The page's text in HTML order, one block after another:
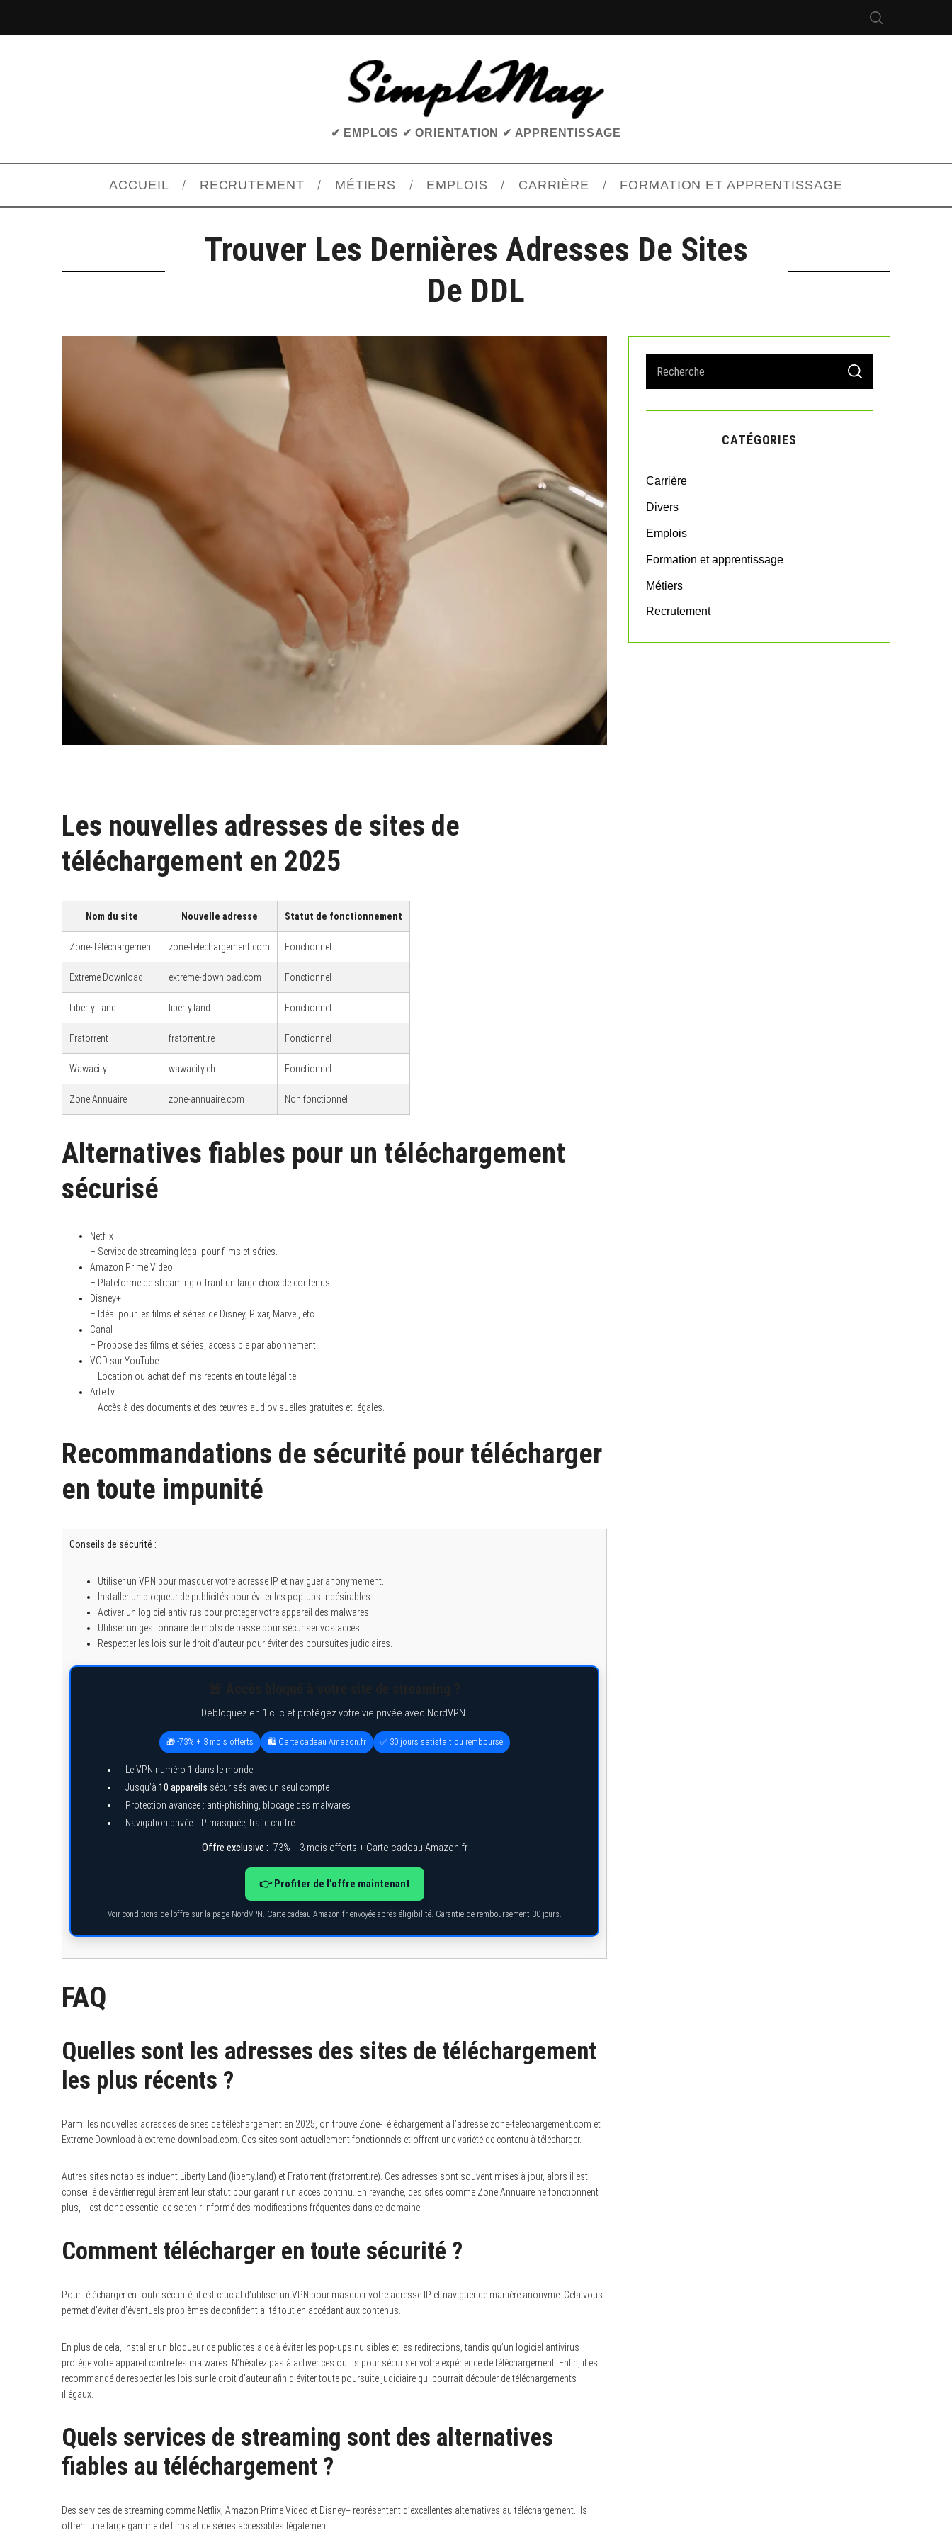
✔ EMPLOIS ✔ ORIENTATION ✔ APPRENTISSAGE
ACCUEIL RECRUTEMENT MÉTIERS EMPLOIS CARRIÈRE FORMATION ET APPRENTISSAGE
Trouver Les Dernières Adresses De Sites
De DDL
Les nouvelles adresses de sites de
téléchargement en 2025
Nom du site Nouvelle adresse Statut de fonctionnement
Zone-Téléchargement zone-telechargement.com Fonctionnel
Extreme Download extreme-download.com Fonctionnel
Liberty Land liberty.land Fonctionnel
Fratorrent fratorrent.re Fonctionnel
Wawacity wawacity.ch Fonctionnel
Zone Annuaire zone-annuaire.com Non fonctionnel
Alternatives fiables pour un téléchargement
sécurisé
Netflix
– Service de streaming légal pour films et séries.
Amazon Prime Video
– Plateforme de streaming offrant un large choix de contenus.
Disney+
– Idéal pour les films et séries de Disney, Pixar, Marvel, etc.
Canal+
– Propose des films et séries, accessible par abonnement.
VOD sur YouTube
– Location ou achat de films récents en toute légalité.
Arte.tv
– Accès à des documents et des œuvres audiovisuelles gratuites et légales.
Recommandations de sécurité pour télécharger
en toute impunité
Conseils de sécurité :
Utiliser un VPN pour masquer votre adresse IP et naviguer anonymement.
Installer un bloqueur de publicités pour éviter les pop-ups indésirables.
Activer un logiciel antivirus pour protéger votre appareil des malwares.
Utiliser un gestionnaire de mots de passe pour sécuriser vos accès.
Respecter les lois sur le droit d’auteur pour éviter des poursuites judiciaires.
Débloquez en 1 clic et protégez votre vie privée avec NordVPN.
🎁 -73% + 3 mois offerts 🛍️ Carte cadeau Amazon.fr ✅ 30 jours satisfait ou remboursé
Le VPN numéro 1 dans le monde !
Jusqu’à 10 appareils sécurisés avec un seul compte
Protection avancée : anti-phishing, blocage des malwares
Navigation privée : IP masquée, trafic chiffré
Offre exclusive : -73% + 3 mois offerts + Carte cadeau Amazon.fr
👉 Profiter de l’offre maintenant
Voir conditions de l’offre sur la page NordVPN. Carte cadeau Amazon.fr envoyée après éligibilité. Garantie de remboursement 30 jours.
FAQ
Quelles sont les adresses des sites de téléchargement
les plus récents ?
Parmi les nouvelles adresses de sites de téléchargement en 2025, on trouve Zone-Téléchargement à l’adresse zone-telechargement.com et
Extreme Download à extreme-download.com. Ces sites sont actuellement fonctionnels et offrent une variété de contenu à télécharger.
Autres sites notables incluent Liberty Land (liberty.land) et Fratorrent (fratorrent.re). Ces adresses sont souvent mises à jour, alors il est
conseillé de vérifier régulièrement leur statut pour garantir un accès continu. En revanche, des sites comme Zone Annuaire ne fonctionnent
plus, il est donc essentiel de se tenir informé des modifications fréquentes dans ce domaine.
Comment télécharger en toute sécurité ?
Pour télécharger en toute sécurité, il est crucial d’utiliser un VPN pour masquer votre adresse IP et naviguer de manière anonyme. Cela vous
permet d’éviter d’éventuels problèmes de confidentialité tout en accédant aux contenus.
En plus de cela, installer un bloqueur de publicités aide à éviter les pop-ups nuisibles et les redirections, tandis qu’un logiciel antivirus
protège votre appareil contre les malwares. N’hésitez pas à activer ces outils pour sécuriser votre expérience de téléchargement. Enfin, il est
recommandé de respecter les lois sur le droit d’auteur afin d’éviter toute poursuite judiciaire qui pourrait découler de téléchargements
illégaux.
Quels services de streaming sont des alternatives
fiables au téléchargement ?
Des services de streaming comme Netflix, Amazon Prime Video et Disney+ représentent d’excellentes alternatives au téléchargement. Ils
offrent une large gamme de films et de séries accessibles légalement.
a
r
o
S
A
C
CATÉGORIES
Carrière
Divers
Emplois
Formation et apprentissage
Métiers
Recrutement
e
a
r